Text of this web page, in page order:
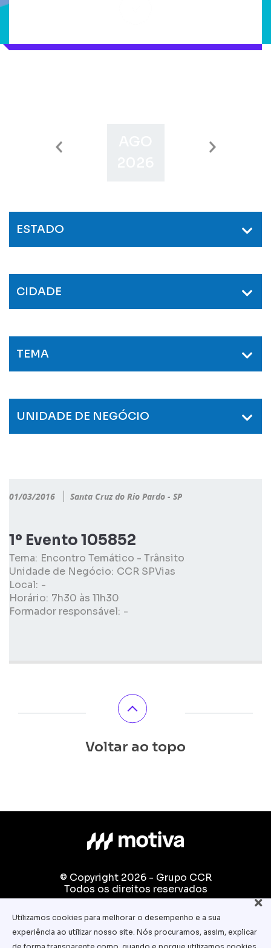
SET
ESTADO
CIDADE
TEMA
UNIDADE DE NEGÓCIO
01/03/2016 Santa Cruz do Rio Pardo - SP
1º Evento 105852
Tema: Encontro Temático - Trânsito
Unidade de Negócio: CCR SPVias
Local: -
Horário: 7h30 às 11h30
Formador responsável: -
Voltar ao topo
© Copyright 2026 - Grupo CCR
Todos os direitos reservados
Fale conosco:
equipe.pedagogica@motiva.com.br
Utilizamos cookies para melhorar o desempenho e a sua
experiência ao utilizar nosso site. Nós procuramos, assim, explicar